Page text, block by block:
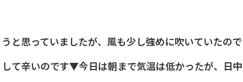
と思っていましたが、風も少し強めに吹いていたの
て辛いのです▼今日は朝まで気温は低かったが、日